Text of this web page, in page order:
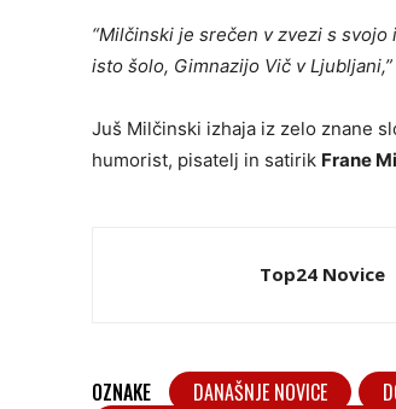
“Milčinski je srečen v zvezi s
isto šolo, Gimnazijo Vič v Ljubljani,”
Juš Milčinski izhaja iz zelo znane
humorist, pisatelj in satirik Frane
Top24 Novice
OZNAKE DANAŠNJE NOVICE